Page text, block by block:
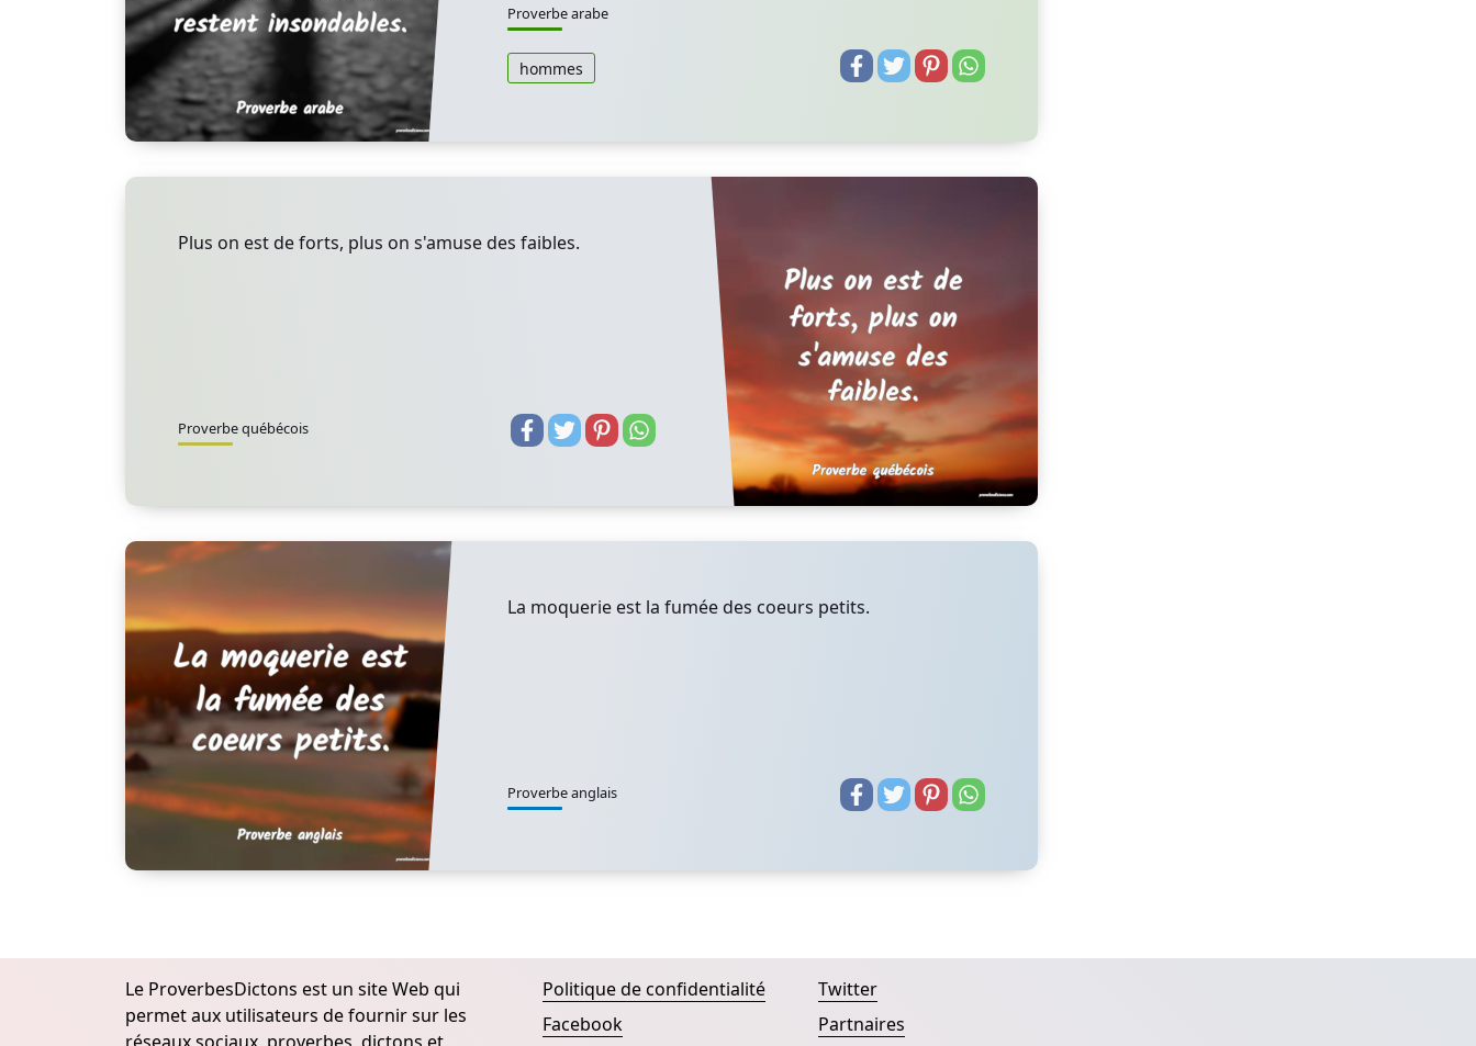
Proverbe arabe
hommes
Plus on est de forts, plus on s'amuse des faibles.
Proverbe québécois
La moquerie est la fumée des coeurs petits.
Proverbe anglais
Le ProverbesDictons est un site Web qui
permet aux utilisateurs de fournir sur les
Politique de confidentialité
Facebook
Twitter
Partnaires